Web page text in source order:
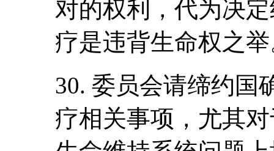
对的权利，代为决
疗是违背生命权之
30. 委员会请缔约国
疗相关事项，尤其